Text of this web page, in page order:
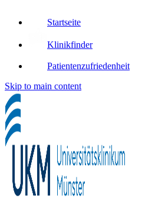
Startseite
Klinikfinder
Patientenzufriedenheit
Skip to main content